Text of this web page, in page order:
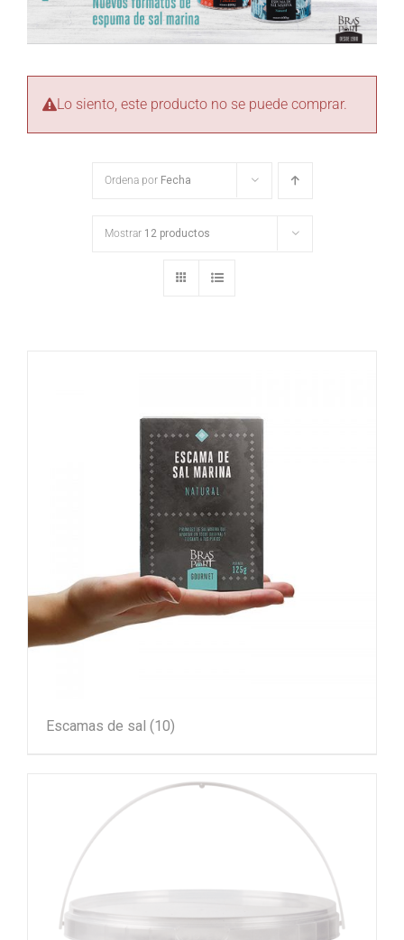
Lo siento, este producto no se puede comprar.
Ordena por Fecha
Mostrar 12 productos
Escamas de sal (10)